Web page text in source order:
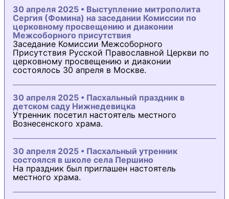
30 апреля 2025 • Выступление митрополита
Сергия (Фомина) на заседании Комиссии по
церковному просвещению и диаконии
Межсоборного присутствия
Заседание Комиссии Межсоборного
Присутствия Русской Православной Церкви по
церковному просвещению и диаконии
состоялось 30 апреля в Москве.
30 апреля 2025 • Пасхальный праздник в
детском саду Нижнедевицка
Утренник посетил настоятель местного
Вознесенского храма.
30 апреля 2025 • Пасхальный утренник
состоялся в школе села Першино
На праздник был приглашен настоятель
местного храма.